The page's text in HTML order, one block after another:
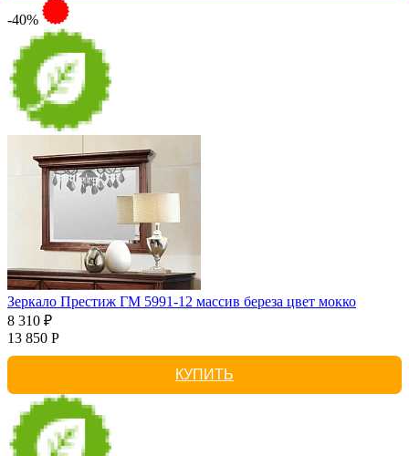
-40%
Зеркало Престиж ГМ 5991-12 массив береза цвет мокко
8 310 ₽
13 850 Р
КУПИТЬ